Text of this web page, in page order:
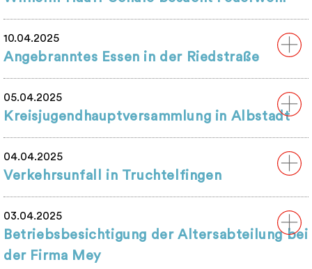
10.04.2025
Angebranntes Essen in der Riedstraße
05.04.2025
Kreisjugendhauptversammlung in Albstadt
04.04.2025
Verkehrsunfall in Truchtelfingen
03.04.2025
Betriebsbesichtigung der Altersabteilung bei
der Firma Mey